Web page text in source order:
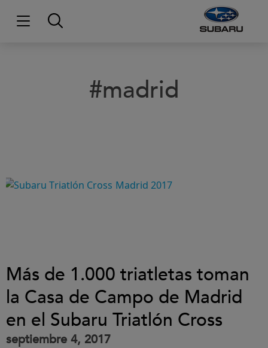
#madrid
Más de 1.000 triatletas toman
la Casa de Campo de Madrid
en el Subaru Triatlón Cross
septiembre 4, 2017